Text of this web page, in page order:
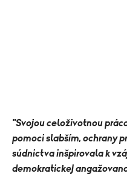
"Svojou celoživotnou
pomoci slabším, ochrany
súdnictva inšpirovala k
demokratickej